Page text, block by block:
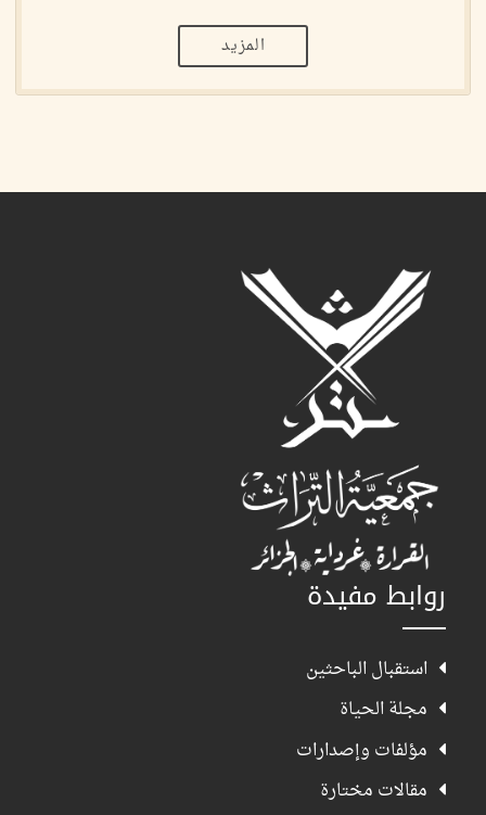
المزيد
روابط مفيدة
استقبال الباحثين
مجلة الحياة
مؤلفات وإصدارات
مقالات مختارة